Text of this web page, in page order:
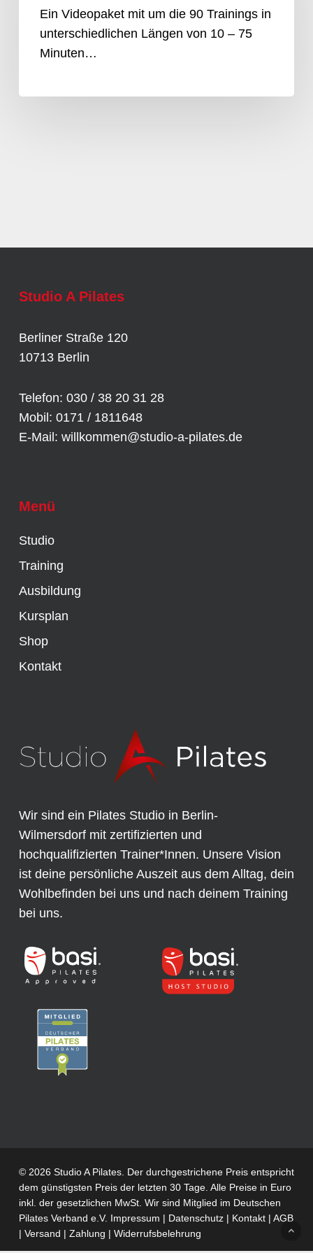
Ein Videopaket mit um die 90 Trainings in
unterschiedlichen Längen von 10 – 75
Minuten…
Studio A Pilates
Berliner Straße 120
10713 Berlin
Telefon: 030 / 38 20 31 28
Mobil: 0171 / 1811648
E-Mail: willkommen@studio-a-pilates.de
Menü
Studio
Training
Ausbildung
Kursplan
Shop
Kontakt
Wir sind ein Pilates Studio in Berlin-
Wilmersdorf mit zertifizierten und
hochqualifizierten Trainer*Innen. Unsere Vision
ist deine persönliche Auszeit aus dem Alltag, dein
Wohlbefinden bei uns und nach deinem Training
bei uns.
© 2026 Studio A Pilates. Der durchgestrichene Preis entspricht
dem günstigsten Preis der letzten 30 Tage. Alle Preise in Euro
inkl. der gesetzlichen MwSt. Wir sind Mitglied im Deutschen
Pilates Verband e.V. Impressum | Datenschutz| Kontakt| AGB
| Versand | Zahlung | Widerrufsbelehrung